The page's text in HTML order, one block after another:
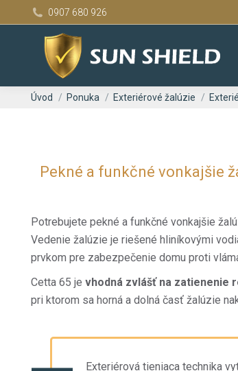
0907 680 926
You are here:
Úvod Ponuka Exteriérové žalúzie
Pekné a funkčné vonkajšie
Potrebujete pekné a funkčné vonkajšie
Vedenie žalúzie je riešené hliníkovými
prvkom pre zabezpečenie domu proti
Cetta 65 je vhodná zvlášť na zatienenie
pri ktorom sa horná a dolná časť žalúzie
Exteriérová tieniaca technika